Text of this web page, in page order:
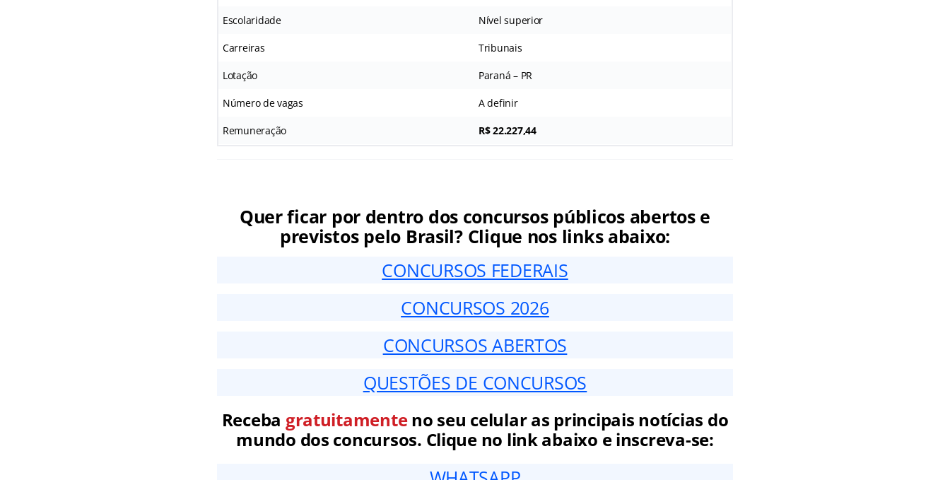
Escolaridade Nível superior
Carreiras Tribunais
Lotação Paraná – PR
Número de vagas A definir
Remuneração R$ 22.227,44
Quer ficar por dentro dos concursos públicos abertos e
previstos pelo Brasil? Clique nos links abaixo:
CONCURSOS FEDERAIS
CONCURSOS 2026
CONCURSOS ABERTOS
QUESTÕES DE CONCURSOS
Receba gratuitamenteno seu celular as principais notícias do
mundo dos concursos. Clique no link abaixo e inscreva-se: